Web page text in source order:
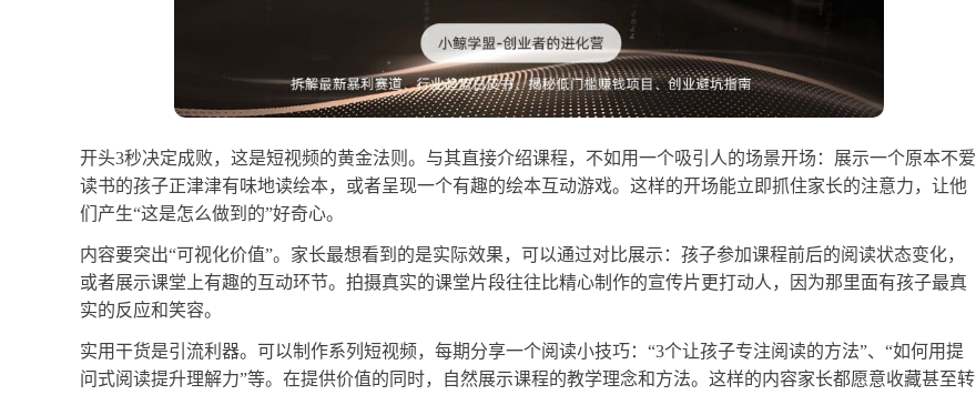
开头3秒决定成败，这是短视频的黄金法则。与其直接介绍课程，不如用一个吸引人的场景开场：展示一个原本不爱
读书的孩子正津津有味地读绘本，或者呈现一个有趣的绘本互动游戏。这样的开场能立即抓住家长的注意力，让他
们产生“这是怎么做到的”好奇心。
内容要突出“可视化价值”。家长最想看到的是实际效果，可以通过对比展示：孩子参加课程前后的阅读状态变化，
或者展示课堂上有趣的互动环节。拍摄真实的课堂片段往往比精心制作的宣传片更打动人，因为那里面有孩子最真
实的反应和笑容。
实用干货是引流利器。可以制作系列短视频，每期分享一个阅读小技巧：“3个让孩子专注阅读的方法”、“如何用提
问式阅读提升理解力”等。在提供价值的同时，自然展示课程的教学理念和方法。这样的内容家长都愿意收藏甚至转